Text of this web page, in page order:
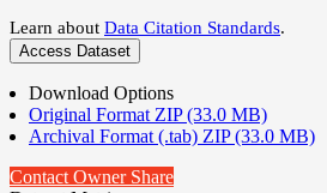
Learn about Data Citation Standards.
Access Dataset
Download Options
Original Format ZIP (33.0 MB)
Archival Format (.tab) ZIP (33.0 MB)
Contact Owner Share